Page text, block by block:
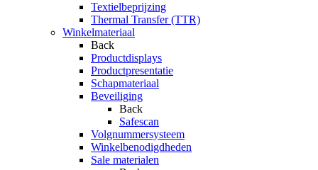
Textielbeprijzing
Thermal Transfer (TTR)
Winkelmateriaal
Back
Productdisplays
Productpresentatie
Schapmateriaal
Beveiliging
Back
Safescan
Volgnummersysteem
Winkelbenodigdheden
Sale materialen